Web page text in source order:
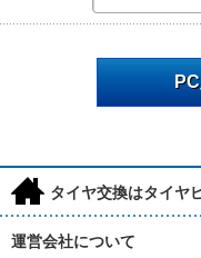
h タイヤ交換はタイヤ
運営会社について